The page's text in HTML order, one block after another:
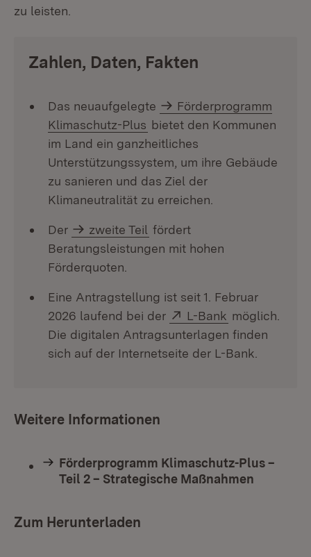
zu leisten.
Zahlen, Daten, Fakten
Das neuaufgelegte
Förderprogramm
Klimaschutz-Plus bietet den Kommunen
im Land ein ganzheitliches
Unterstützungssystem, um ihre Gebäude
zu sanieren und das Ziel der
Klimaneutralität zu erreichen.
Der zweite Teil fördert
Beratungsleistungen mit hohen
Förderquoten.
Eine Antragstellung ist seit 1. Februar
2026 laufend bei der
Extern:
L-Bank (Öffnet in
möglich.
Die digitalen Antragsunterlagen finden
sich auf der Internetseite der L-Bank.
Weitere Informationen
Förderprogramm Klimaschutz-Plus –
Teil 2 – Strategische Maßnahmen
Zum Herunterladen